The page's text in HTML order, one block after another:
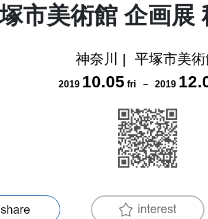
市美術館 企画展
神奈川 | 平塚市美
2019 10.05 fri － 2019 12.